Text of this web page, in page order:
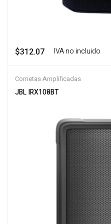
$312.07 ‎ ‎ ‎ IVA no incluido
Cornetas Amplificadas
JBL IRX108BT